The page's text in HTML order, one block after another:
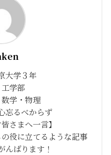
大学３年
学部
学・物理
忘るべからず
さまへ一言】
役に立てるような記事
んばります！